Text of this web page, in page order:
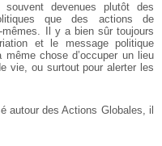
devenues plutôt des
que des actions de
Il y a bien sûr toujours
et le message politique
chose d’occuper un lieu
vie, ou surtout pour alerter les
autour des Actions Globales, il